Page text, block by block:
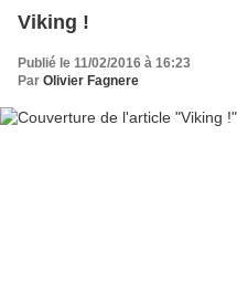
Viking !
Publié le 11/02/2016 à 16:23
Par Olivier Fagnere